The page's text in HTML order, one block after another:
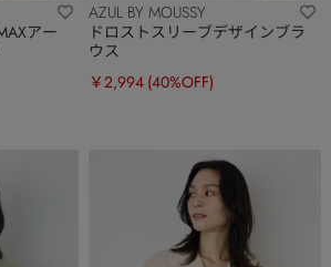
アー
AZUL BY MOUSSY
ドロストスリーブデザインブラ
ウス
￥2,994 (40%OFF)